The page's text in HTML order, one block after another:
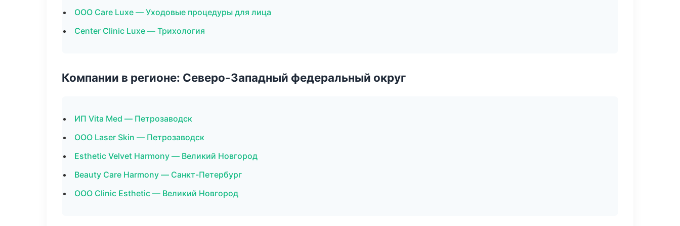
ООО Care Luxe — Уходовые процедуры для лица
Center Clinic Luxe — Трихология
Компании в регионе: Северо-Западный федеральный округ
ИП Vita Med — Петрозаводск
ООО Laser Skin — Петрозаводск
Esthetic Velvet Harmony — Великий Новгород
Beauty Care Harmony — Санкт-Петербург
ООО Clinic Esthetic — Великий Новгород